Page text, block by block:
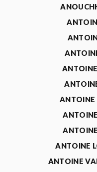
ANTOINE
ANTOINE
ANTOINE